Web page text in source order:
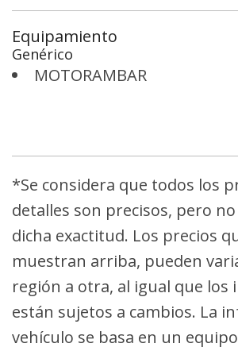
Equipamiento
Genérico
MOTORAMBAR
*Se considera que todos los
detalles son precisos, pero
dicha exactitud. Los precios
muestran arriba, pueden
región a otra, al igual que los
están sujetos a cambios. La
vehículo se basa en un